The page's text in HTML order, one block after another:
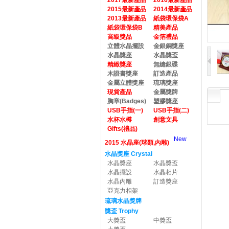
2015最新產品
2014最新產品
2013最新產品
紙袋環保袋A
紙袋環保袋B
精美產品
高級獎品
金箔禮品
立體水晶擺設
金銀銅獎座
水晶獎座
水晶獎盃
精緻獎座
無縫銀碟
木證書獎座
訂造產品
金屬立體獎座
琉璃獎座
現貨產品
金屬獎牌
胸章(Badges)
塑膠獎座
USB手指(一)
USB手指(二)
水杯水樽
創意文具
Gifts(禮品)
2015 水晶座(球類,內雕)
New
水晶獎座 Crystal
水晶獎座
水晶獎盃
水晶擺設
水晶相片
水晶內雕
訂造獎座
亞克力相架
琉璃水晶獎牌
獎盃 Trophy
大獎盃
中獎盃